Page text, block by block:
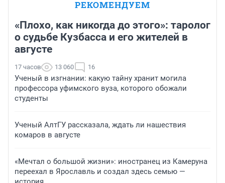
РЕКОМЕНДУЕМ
«Плохо, как никогда до этого»: таролог
о судьбе Кузбасса и его жителей в
августе
17 часов 13 060 16
Ученый в изгнании: какую тайну хранит могила
профессора уфимского вуза, которого обожали
студенты
Ученый АлтГУ рассказала, ждать ли нашествия
комаров в августе
«Мечтал о большой жизни»: иностранец из Камеруна
переехал в Ярославль и создал здесь семью —